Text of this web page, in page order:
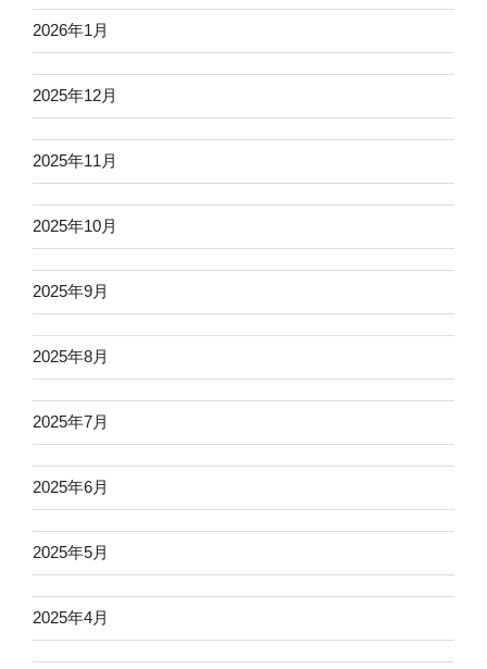
2026年1月
2025年12月
2025年11月
2025年10月
2025年9月
2025年8月
2025年7月
2025年6月
2025年5月
2025年4月